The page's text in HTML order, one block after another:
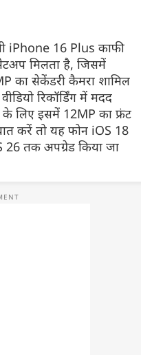
iPhone 16 Plus काफी
मिलता है, जिसमें
का सेकेंडरी कैमरा शामिल
वीडियो रिकॉर्डिंग में मदद
के लिए इसमें 12MP का फ्रंट
करें तो यह फोन iOS 18
26 तक अपग्रेड किया जा